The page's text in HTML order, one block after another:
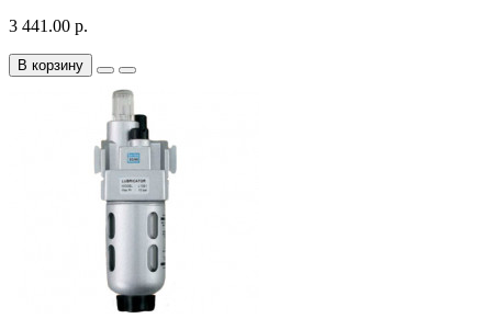
3 441.00 р.
В корзину